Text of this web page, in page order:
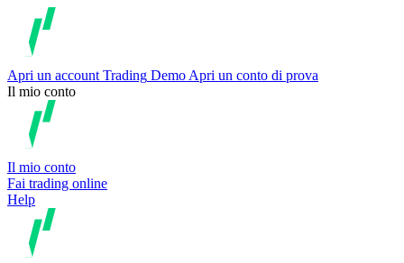
Apri un account Trading Demo Apri un conto di prova
Il mio conto
Il mio conto
Fai trading online
Help